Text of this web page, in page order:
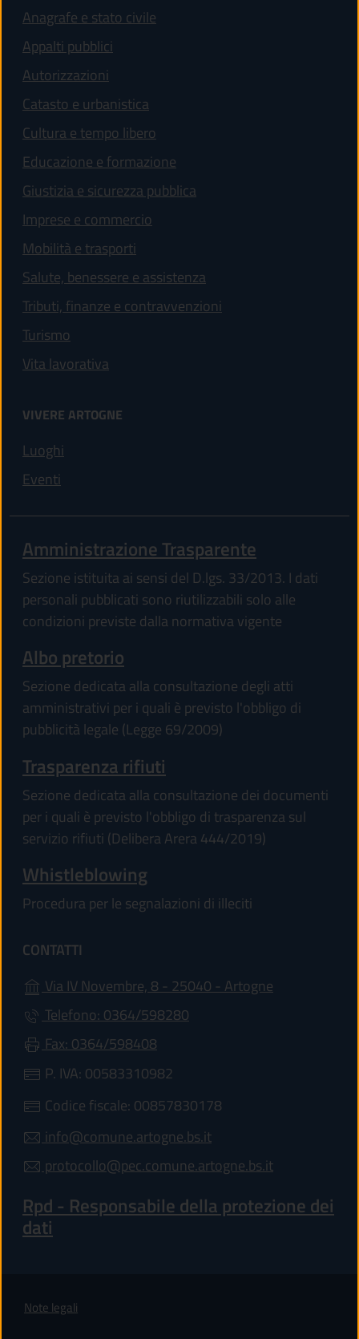
Anagrafe e stato civile
Appalti pubblici
Autorizzazioni
Catasto e urbanistica
Cultura e tempo libero
Educazione e formazione
Giustizia e sicurezza pubblica
Imprese e commercio
Mobilità e trasporti
Salute, benessere e assistenza
Tributi, finanze e contravvenzioni
Turismo
Vita lavorativa
VIVERE ARTOGNE
Luoghi
Eventi
Amministrazione Trasparente
Sezione istituita ai sensi del D.lgs. 33/2013. I dati
personali pubblicati sono riutilizzabili solo alle
condizioni previste dalla normativa vigente
Albo pretorio
Sezione dedicata alla consultazione degli atti
amministrativi per i quali è previsto l'obbligo di
pubblicità legale (Legge 69/2009)
Trasparenza rifiuti
Sezione dedicata alla consultazione dei documenti
per i quali è previsto l'obbligo di trasparenza sul
servizio rifiuti (Delibera Arera 444/2019)
Whistleblowing
Procedura per le segnalazioni di illeciti
CONTATTI
Via IV Novembre, 8 - 25040 - Artogne
Telefono: 0364/598280
Fax: 0364/598408
P. IVA: 00583310982
Codice fiscale: 00857830178
info@comune.artogne.bs.it
protocollo@pec.comune.artogne.bs.it
Rpd - Responsabile della protezione dei
dati
Note legali